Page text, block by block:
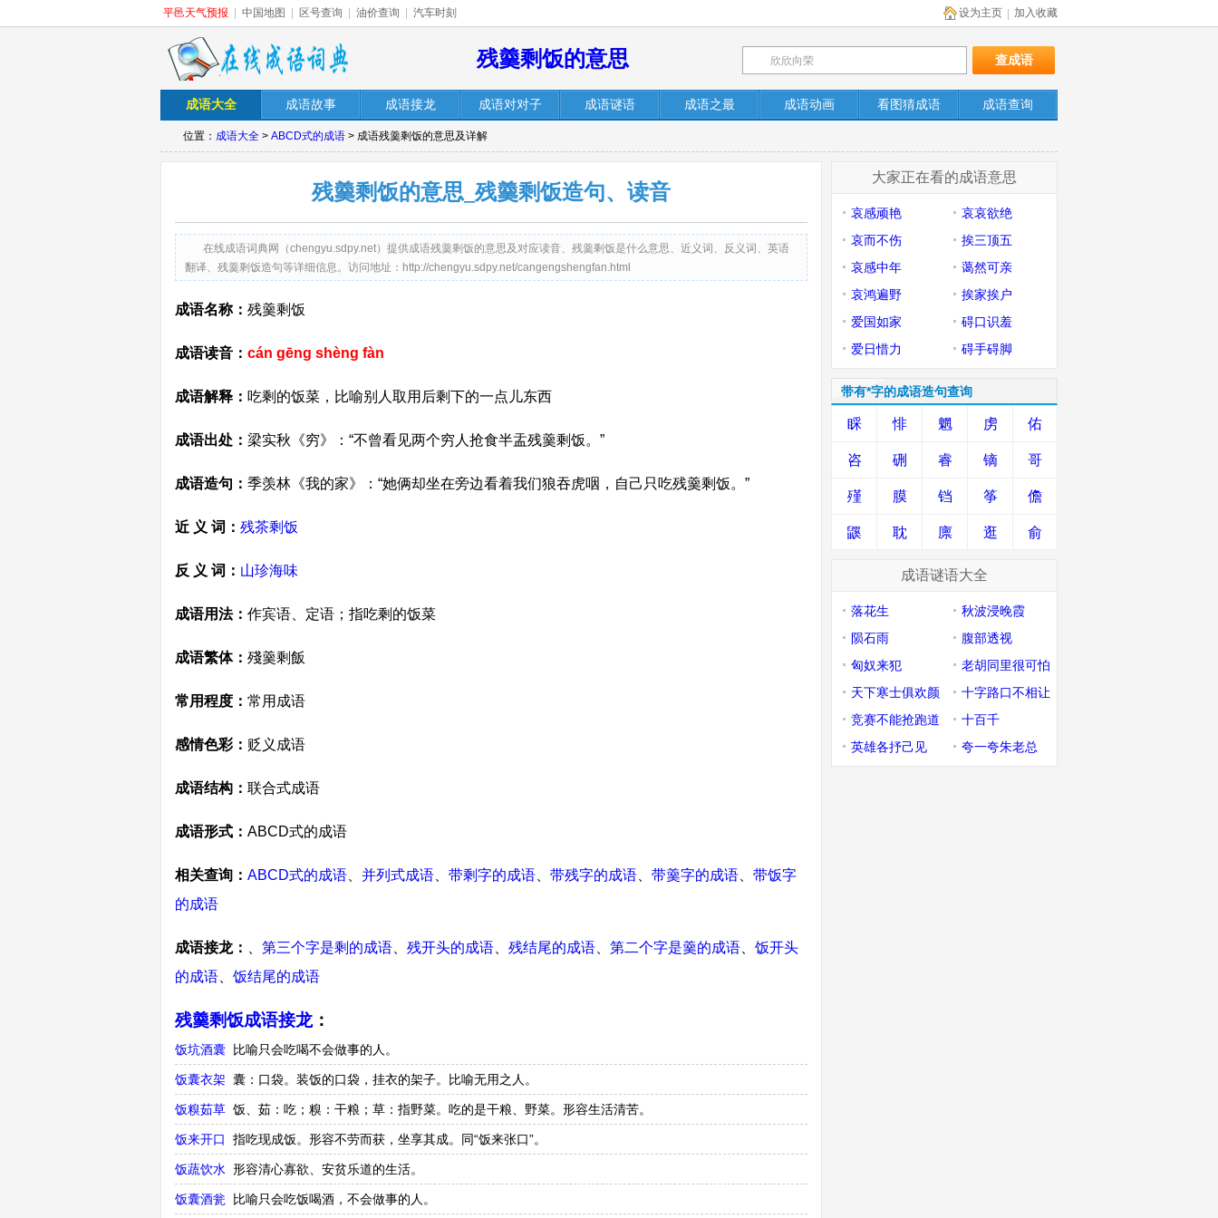
平邑天气预报 中国地图 区号查询 油价查询 汽车时刻 加入收藏
设为主页
残羹剩饭的意思
成语大全 成语故事 成语接龙 成语对对子 成语谜语 成语之最 成语动画 看图猜成语 成语查询
位置： 成语大全 > ABCD式的成语 > 成语残羹剩饭的意思及详解
残羹剩饭的意思_残羹剩饭造句、读音
在线成语词典网（chengyu.sdpy.net）提供成语残羹剩饭的意思及对应读音、残羹剩饭是什么意思、近义词、反义词、英语
翻译、残羹剩饭造句等详细信息。访问地址：http://chengyu.sdpy.net/cangengshengfan.html
成语名称： 残羹剩饭
成语读音： cán gēng shèng fàn
成语解释： 吃剩的饭菜，比喻别人取用后剩下的一点儿东西
成语出处： 梁实秋《穷》：“不曾看见两个穷人抢食半盂残羹剩饭。”
成语造句： 季羡林《我的家》：“她俩却坐在旁边看着我们狼吞虎咽，自己只吃残羹剩饭。”
近 义 词： 残茶剩饭
反 义 词： 山珍海味
成语用法： 作宾语、定语；指吃剩的饭菜
成语繁体： 殘羹剩飯
常用程度： 常用成语
感情色彩： 贬义成语
成语结构： 联合式成语
成语形式： ABCD式的成语
相关查询： ABCD式的成语 并列式成语 带剩字的成语 带残字的成语 带羹字的成语
带饭字
的成语
成语接龙： 第三个字是剩的成语 残开头的成语 残结尾的成语 第二个字是羹的成语
饭开头
的成语
饭结尾的成语
残羹剩饭成语接龙：
饭坑酒囊 比喻只会吃喝不会做事的人。
饭囊衣架 囊：口袋。装饭的口袋，挂衣的架子。比喻无用之人。
饭糗茹草 饭、茹：吃；糗：干粮；草：指野菜。吃的是干粮、野菜。形容生活清苦。
饭来开口 指吃现成饭。形容不劳而获，坐享其成。同“饭来张口”。
饭蔬饮水 形容清心寡欲、安贫乐道的生活。
饭囊酒瓮 比喻只会吃饭喝酒，不会做事的人。
大家正在看的成语意思
哀感顽艳
哀哀欲绝
哀而不伤
挨三顶五
哀感中年
蔼然可亲
哀鸿遍野
挨家挨户
爱国如家
碍口识羞
爱日惜力
碍手碍脚
带有*字的成语造句查询
睬 悱 魍 虏 佑
咨 硎 睿 镝 哥
殣 膜 铛 筝 儋
鼷 耽 廪 逛 俞
成语谜语大全
落花生
秋波浸晚霞
陨石雨
腹部透视
匈奴来犯
老胡同里很可怕
天下寒士俱欢颜
十字路口不相让
竞赛不能抢跑道
十百千
英雄各抒己见
夸一夸朱老总